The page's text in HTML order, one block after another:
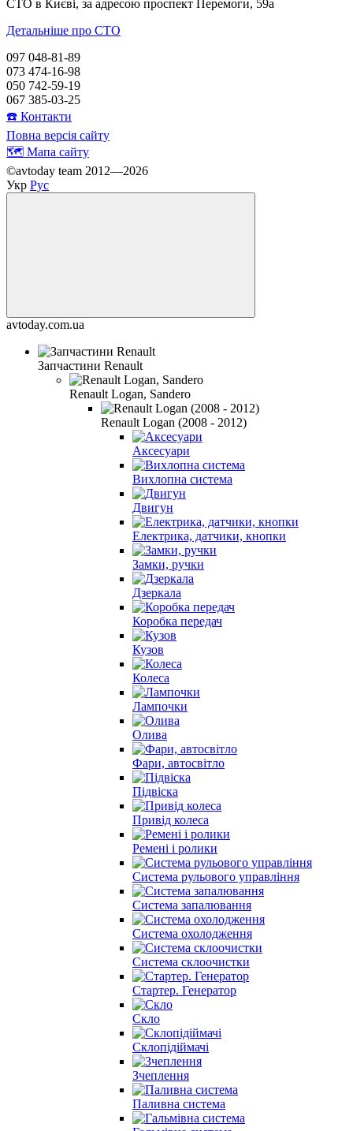
СТО в Києві, за адресою проспект Перемоги, 59а
Детальніше про СТО
097 048-81-89
073 474-16-98
050 742-59-19
067 385-03-25
☎️ Контакти
Повна версія сайту
🗺️ Мапа сайту
©avtoday team 2012—2026
Укр Рус
avtoday.com.ua
Запчастини Renault
Renault Logan, Sandero
Renault Logan (2008 - 2012)
Аксесуари
Вихлопна система
Двигун
Електрика, датчики, кнопки
Замки, ручки
Дзеркала
Коробка передач
Кузов
Колеса
Лампочки
Олива
Фари, автосвітло
Підвіска
Привід колеса
Ремені і ролики
Система рульового управління
Система запалювання
Система охолодження
Система склоочистки
Стартер. Генератор
Скло
Склопідіймачі
Зчеплення
Паливна система